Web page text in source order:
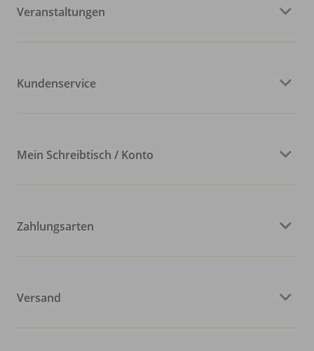
Veranstaltungen
Kundenservice
Mein Schreibtisch / Konto
Zahlungsarten
Versand